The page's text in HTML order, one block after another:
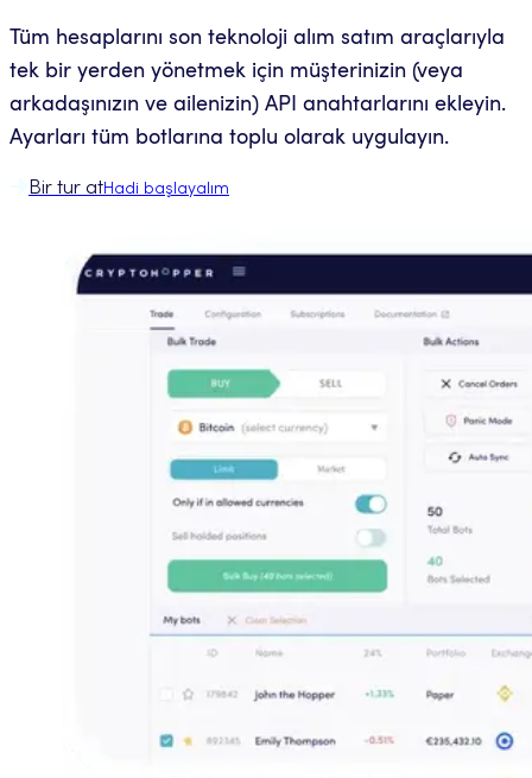
Tüm hesaplarını son teknoloji alım satım araçlarıyla
tek bir yerden yönetmek için müşterinizin (veya
arkadaşınızın ve ailenizin) API anahtarlarını ekleyin.
Ayarları tüm botlarına toplu olarak uygulayın.
Bir tur atHadi başlayalım